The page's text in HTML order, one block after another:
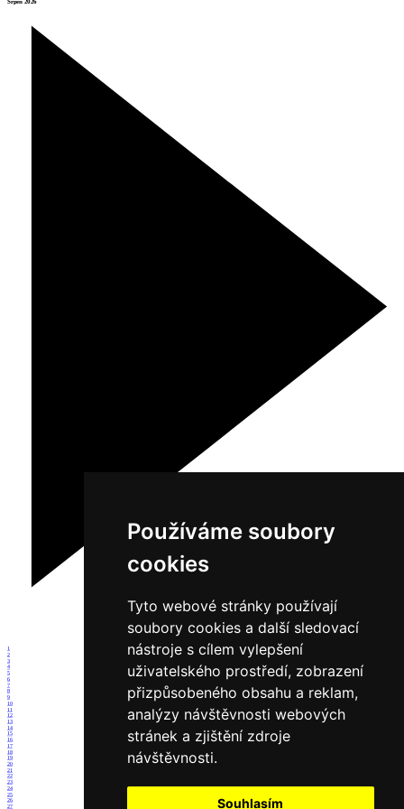
Používáme soubory
cookies
Tyto webové stránky používají
soubory cookies a další sledovací
nástroje s cílem vylepšení
uživatelského prostředí, zobrazení
přizpůsobeného obsahu a reklam,
analýzy návštěvnosti webových
stránek a zjištění zdroje
návštěvnosti.
Souhlasím
1
2
3
4
5
6
7
8
9
10
11
12
13
14
15
16
17
18
19
20
21
22
23
24
25
26
27